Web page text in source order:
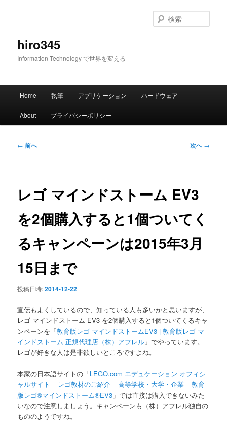
hiro345
Information Technology で世界を変える
索
メ
Home 執筆 アプリケーション ハードウェア
About プライバシーポリシー
投
ー
ョ
ン
← 前へ 次へ→
レゴ マインドストーム EV3
を2個購入すると1個ついてく
るキャンペーンは2015年3月
15日まで
投稿日時:2014-12-22
宣伝もよくしているので、知っている人も多いかと思いますが、
レゴ マインドストーム EV3 を2個購入すると1個ついてくるキャ
ンペーンを「教育版レゴ マインドストームEV3 | 教育版レゴ マ
インドストーム 正規代理店（株）アフレル 」でやっています。
レゴが好きな人は是非欲しいところですよね。
本家の日本語サイトの「LEGO.com エデュケーション オフィシ
ャルサイト – レゴ教材のご紹介 – 高等学校・大学・企業 – 教育
版レゴ®マインドストーム®EV3 」では直接は購入できないみた
いなので注意しましょう。キャンペーンも（株）アフレル独自の
もののようですね。